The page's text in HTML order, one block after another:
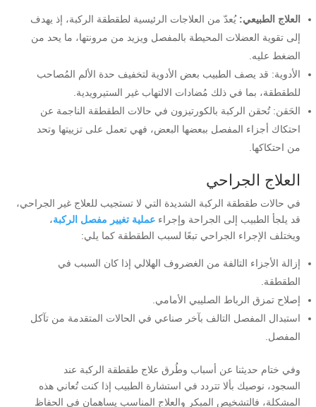
العلاج الطبيعي: يُعدّ من العلاجات الرئيسية لطقطقة الركبة، إذ يهدف
إلى تقوية العضلات المحيطة بالمفصل ويزيد من مرونتها، ما يحد من
الضغط عليه.
الأدوية: قد يصف الطبيب بعض الأدوية لتخفيف حدة الألم المُصاحب
للطقطقة، بما في ذلك مُضادات الالتهاب غير الستيرويدية.
الحَقن: تُحقن الركبة بالكورتيزون في حالات الطقطقة الناجمة عن
احتكاك أجزاء المفصل ببعضها البعض، فهي تعمل على تزييتها وتحد
من احتكاكها.
العلاج الجراحي
في حالات طقطقة الركبة الشديدة التي لا تستجيب للعلاج غير الجراحي،
قد يلجأ الطبيب إلى الجراحة وإجراءعملية تغيير مفصل الركبة،
ويختلف الإجراء الجراحي تبعًا لسبب الطقطقة كما يلي:
إزالة الأجزاء التالفة من الغضروف الهلالي إذا كان السبب في
الطقطقة.
إصلاح تمزق الرباط الصليبي الأمامي.
استبدال المفصل التالف بآخر صناعي في الحالات المتقدمة من تآكل
المفصل.
وفي ختام حديثنا عن أسباب وطُرق علاج طقطقة الركبة عند
السجود، نوصيك بألا تتردد في استشارة الطبيب إذا كنت تُعاني هذه
المشكلة، فالتشخيص المبكر والعلاج المناسب يساهمان في الحفاظ